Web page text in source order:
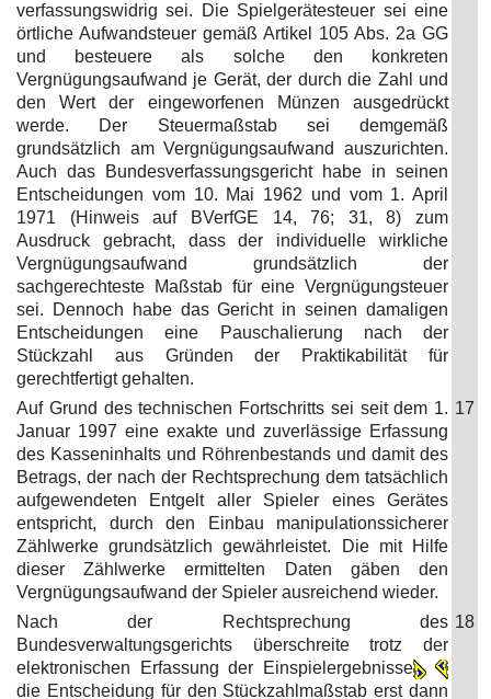
verfassungswidrig sei. Die Spielgerätesteuer sei eine
örtliche Aufwandsteuer gemäß Artikel 105 Abs. 2a GG
und besteuere als solche den konkreten
Vergnügungsaufwand je Gerät, der durch die Zahl und
den Wert der eingeworfenen Münzen ausgedrückt
werde. Der Steuermaßstab sei demgemäß
grundsätzlich am Vergnügungsaufwand auszurichten.
Auch das Bundesverfassungsgericht habe in seinen
Entscheidungen vom 10. Mai 1962 und vom 1. April
1971 (Hinweis auf BVerfGE 14, 76; 31, 8) zum
Ausdruck gebracht, dass der individuelle wirkliche
Vergnügungsaufwand grundsätzlich der
sachgerechteste Maßstab für eine Vergnügungsteuer
sei. Dennoch habe das Gericht in seinen damaligen
Entscheidungen eine Pauschalierung nach der
Stückzahl aus Gründen der Praktikabilität für
gerechtfertigt gehalten.
Auf Grund des technischen Fortschritts sei seit dem 1.
Januar 1997 eine exakte und zuverlässige Erfassung
des Kasseninhalts und Röhrenbestands und damit des
Betrags, der nach der Rechtsprechung dem tatsächlich
aufgewendeten Entgelt aller Spieler eines Gerätes
entspricht, durch den Einbau manipulationssicherer
Zählwerke grundsätzlich gewährleistet. Die mit Hilfe
dieser Zählwerke ermittelten Daten gäben den
Vergnügungsaufwand der Spieler ausreichend wieder.
17
Nach der Rechtsprechung des
Bundesverwaltungsgerichts überschreite trotz der
elektronischen Erfassung der Einspielergebnisse
die Entscheidung für den Stückzahlmaßstab erst dann
18